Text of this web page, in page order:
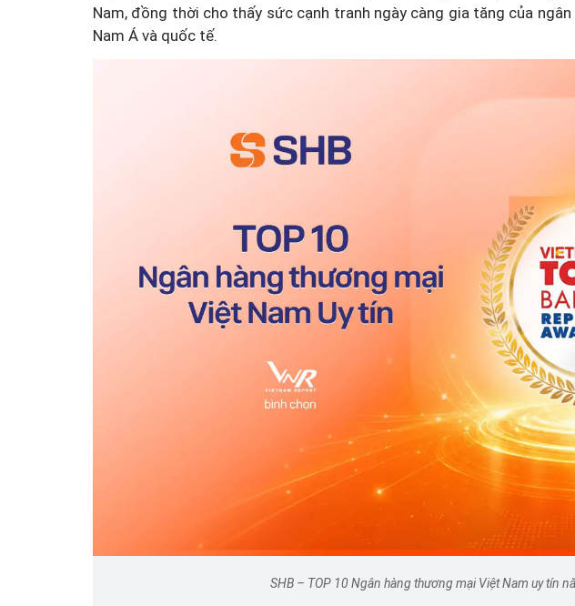
Nam, đồng thời cho thấy sức cạnh tranh ngày càng gia tăng của
Nam Á và quốc tế.
SHB – TOP 10 Ngân hàng thương mại Việt Nam uy tín
chấp, làm sao để hạn chế rủi ro?
nhìn